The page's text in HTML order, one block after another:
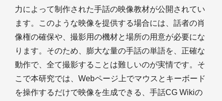
力によって制作された手話の映像教材が公開されてい
ます。このような映像を提供する場合には、話者の肖
像権の確保や、撮影用の機材と場所の用意が必要にな
ります。そのため、膨大な量の手話の単語を、正確な
動作で、全て撮影することは難しいのが実情です。そ
こで本研究では、Webページ上でマウスとキーボード
を操作するだけで映像を生成できる、手話CG Wikiの